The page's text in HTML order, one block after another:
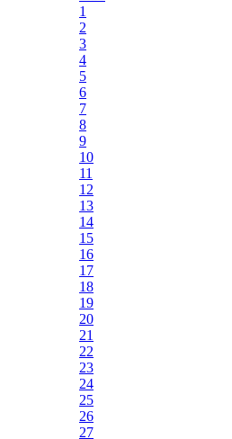
1
2
3
4
5
6
7
8
9
10
11
12
13
14
15
16
17
18
19
20
21
22
23
24
25
26
27